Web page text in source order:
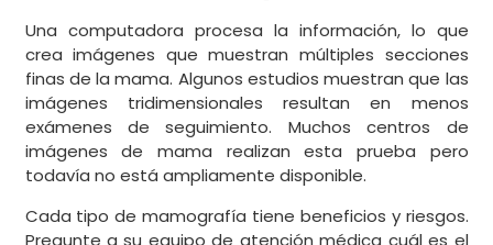
Una computadora procesa la información, lo que
crea imágenes que muestran múltiples secciones
finas de la mama. Algunos estudios muestran que las
imágenes tridimensionales resultan en menos
exámenes de seguimiento. Muchos centros de
imágenes de mama realizan esta prueba pero
todavía no está ampliamente disponible.
Cada tipo de mamografía tiene beneficios y riesgos.